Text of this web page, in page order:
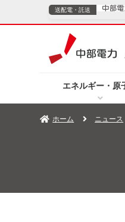
エネルギー・原
送配電・託送
TOPページへ
TOPページへ
ホーム ニュース